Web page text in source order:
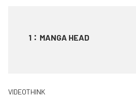
1 ： MANGA HEAD
VIDEOTHINK